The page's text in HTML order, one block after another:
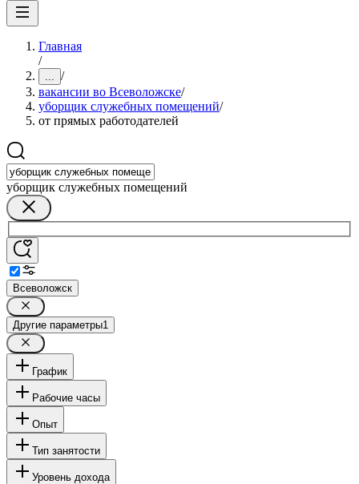
Главная
/
... /
вакансии во Всеволожске/
уборщик служебных помещений/
от прямых работодателей
уборщик служебных помещений
Всеволожск
Другие параметры1
График
Рабочие часы
Опыт
Тип занятости
Уровень дохода